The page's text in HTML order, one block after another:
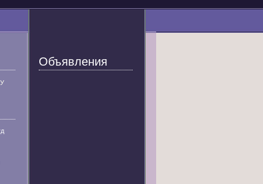
Объявления